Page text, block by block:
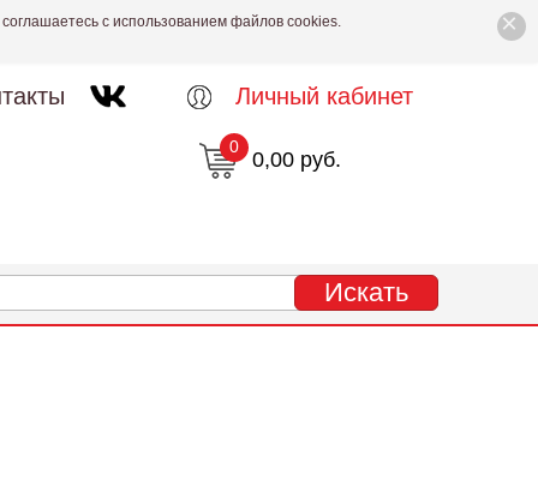
×
с использованием файлов cookies.
Личный кабинет
0,00 руб.
0